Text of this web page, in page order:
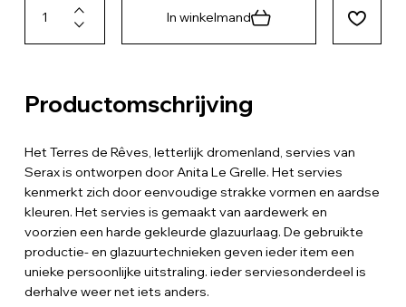
In winkelmand
Productomschrijving
Het Terres de Rêves, letterlijk dromenland, servies van
Serax is ontworpen door Anita Le Grelle. Het servies
kenmerkt zich door eenvoudige strakke vormen en aardse
kleuren. Het servies is gemaakt van aardewerk en
voorzien een harde gekleurde glazuurlaag. De gebruikte
productie- en glazuurtechnieken geven ieder item een
unieke persoonlijke uitstraling. ieder serviesonderdeel is
derhalve weer net iets anders.